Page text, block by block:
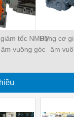
tốc NMRV
vuông góc
Động cơ
âm